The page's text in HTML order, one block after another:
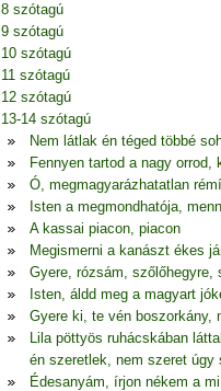
8 szótagú
9 szótagú
10 szótagú
11 szótagú
12 szótagú
13-14 szótagú
Nem látlak én téged többé
Fennyen tartod a nagy
Ó, megmagyarázhatatlan
Isten a megmondhatója,
A kassai piacon, piacon
Megismerni a kanászt ékes
Gyere, rózsám, szőlőhegyre,
Isten, áldd meg a magyart
Gyere ki, te vén boszorkány,
Lila pöttyös ruhácskában
én szeretlek, nem szeret úgy
Édesanyám, írjon nékem a